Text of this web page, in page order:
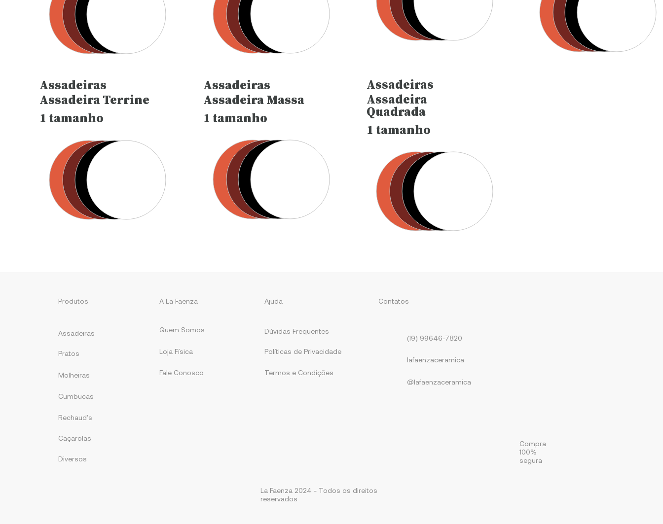
Assadeiras
Assadeira Terrine
1 tamanho
Assadeiras
Assadeira Massa
1 tamanho
Assadeiras
Assadeira
Quadrada
1 tamanho
Produtos
Assadeiras
Pratos
Molheiras
Cumbucas
Rechaud's
Caçarolas
Diversos
A La Faenza
Quem Somos
Loja Física
Fale Conosco
Ajuda
Dúvidas Frequentes
Políticas de Privacidade
Termos e Condições
Contatos
(19) 99646-7820
lafaenzaceramica
@lafaenzaceramica
Compra
100%
segura
La Faenza 2024 - Todos os direitos
reservados